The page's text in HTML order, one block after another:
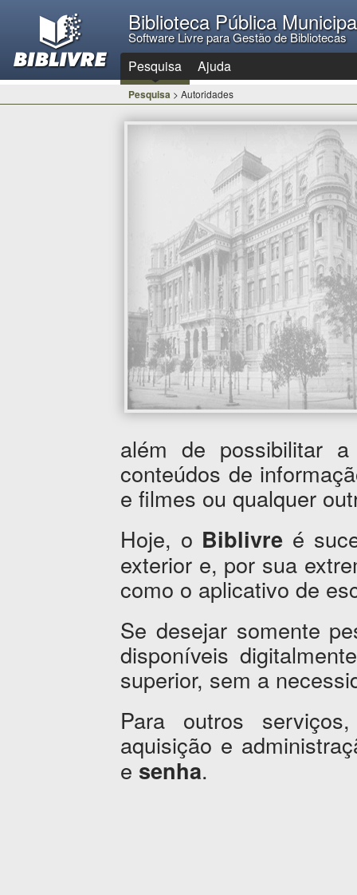
Biblioteca Pública
Software Livre para Gestão de Bibliotecas
Pesquisa Ajuda
Pesquisa > Autoridades
além de possibilitar
conteúdos de
e filmes ou qualquer
Hoje, o Biblivre é
exterior e, por sua
como o aplicativo de
Se desejar somente
disponíveis
superior, sem a
Para outros
aquisição e
e senha.